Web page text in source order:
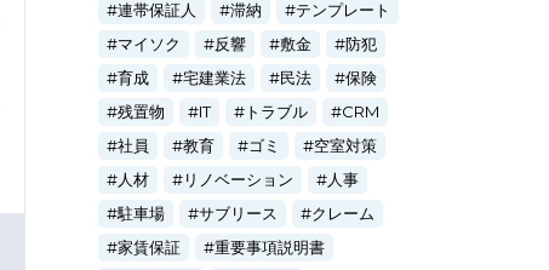
連帯保証人
滞納
テンプレート
マイソク
反響 敷金
防犯
育成
宅建業法 民法
保険
残置物
IT トラブル
CRM
社員
教育 ゴミ
空室対策
人材
リノベーション
人事
駐車場
サブリース
クレーム
家賃保証
重要事項説明書